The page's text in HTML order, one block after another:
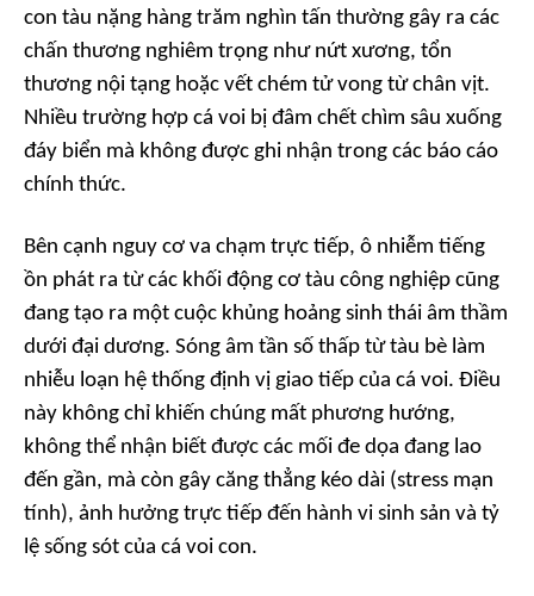
con tàu nặng hàng trăm nghìn tấn thường gây ra các
chấn thương nghiêm trọng như nứt xương, tổn
thương nội tạng hoặc vết chém tử vong từ chân vịt.
Nhiều trường hợp cá voi bị đâm chết chìm sâu xuống
đáy biển mà không được ghi nhận trong các báo cáo
chính thức.
Bên cạnh nguy cơ va chạm trực tiếp, ô nhiễm tiếng
ồn phát ra từ các khối động cơ tàu công nghiệp cũng
đang tạo ra một cuộc khủng hoảng sinh thái âm thầm
dưới đại dương. Sóng âm tần số thấp từ tàu bè làm
nhiễu loạn hệ thống định vị giao tiếp của cá voi. Điều
này không chỉ khiến chúng mất phương hướng,
không thể nhận biết được các mối đe dọa đang lao
đến gần, mà còn gây căng thẳng kéo dài (stress mạn
tính), ảnh hưởng trực tiếp đến hành vi sinh sản và tỷ
lệ sống sót của cá voi con.